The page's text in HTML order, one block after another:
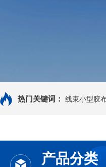
热门关键词： 线束小型胶
产品分类